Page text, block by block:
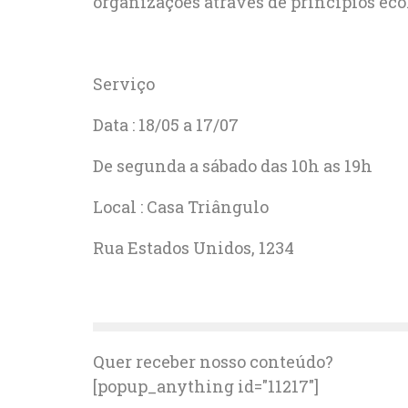
Serviço
Data : 18/05 a 17/07
De segunda a sábado das 10h as 19h
Local : Casa Triângulo
Rua Estados Unidos, 1234
Quer receber nosso conteúdo?
[popup_anything id="11217"]